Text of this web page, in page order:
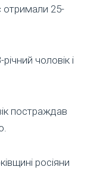
отримали 25-
чоловік і
постраждав
росіяни